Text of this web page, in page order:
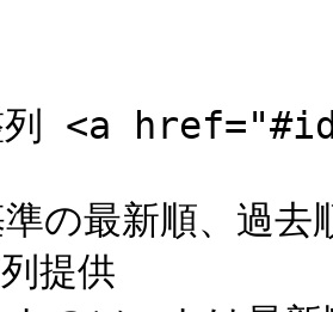
列 <a
の最新順、過去
提供